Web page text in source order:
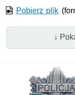
Pobierz plik
↓